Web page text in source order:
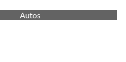
Autos